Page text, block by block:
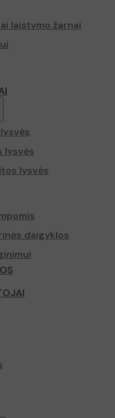
laistymo žarnai
lysvės
lysvės
daigyklos